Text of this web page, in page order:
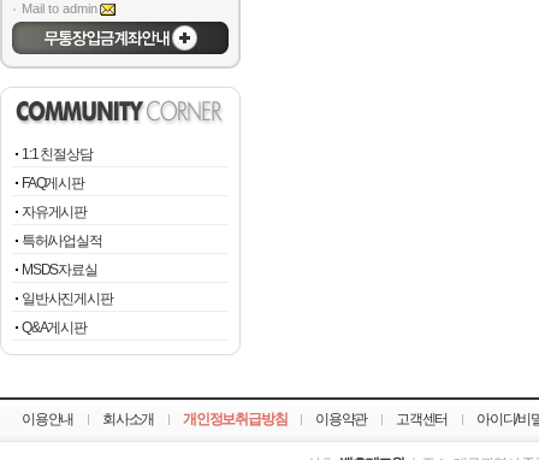
Mail to admin
1:1 친절상담
FAQ게시판
자유게시판
특허/사업실적
MSDS자료실
일반사진게시판
Q&A게시판
이용안내 회사소개 개인정보취급방침 이용약관 고객센터 아이디/비